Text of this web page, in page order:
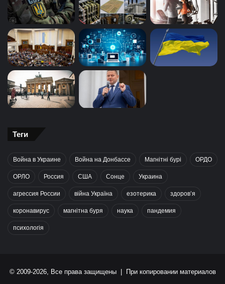
Теги
Война в Украине Война на Донбассе Магнітні бурі ОРДО
ОРЛО Россия США Сонце Украина
агрессия России війна Україна езотерика здоров’я
коронавирус магнітна буря наука пандемия
психологія
© 2009-2026, Все права защищены | При копировании материалов